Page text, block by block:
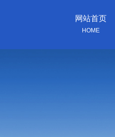
网站首页
HOME